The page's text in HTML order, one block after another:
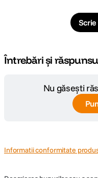
Întrebări și
Nu găsești
Informatii conformitate